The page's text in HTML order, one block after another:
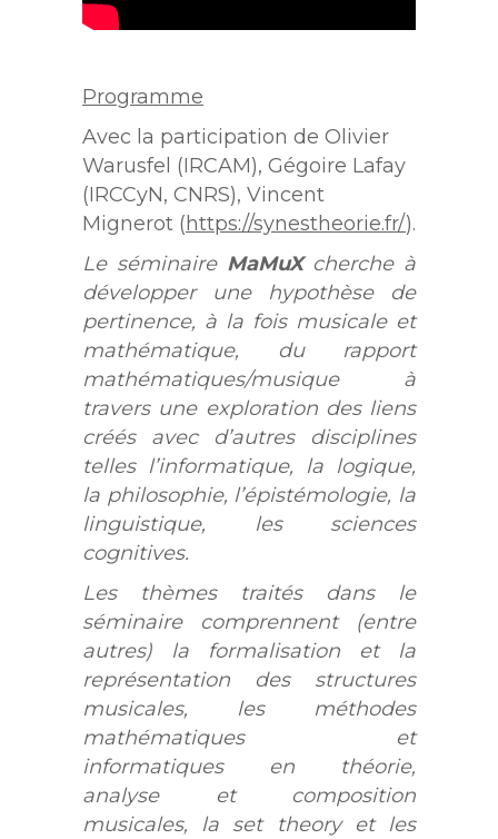
Programme
Avec la participation de Olivier
Warusfel (IRCAM), Gégoire Lafay
(IRCCyN, CNRS), Vincent
Mignerot (https://synestheorie.fr/).
Le séminaire MaMuXcherche à
développer une hypothèse de
pertinence, à la fois musicale et
mathématique, du rapport
mathématiques/musique à
travers une exploration des liens
créés avec d’autres disciplines
telles l’informatique, la logique,
la philosophie, l’épistémologie, la
linguistique, les sciences
cognitives.
Les thèmes traités dans le
séminaire comprennent (entre
autres) la formalisation et la
représentation des structures
musicales, les méthodes
mathématiques et
informatiques en théorie,
analyse et composition
musicales, la set theory et les